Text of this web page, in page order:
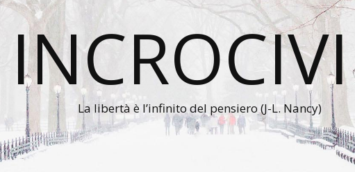
La libertà è l’infinito del pensiero (J-L. Nancy)